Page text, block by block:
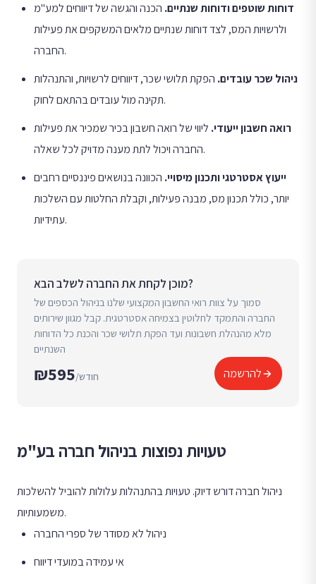
דוחות שוטפים ודוחות שנתיים. הכנה והגשה של דיווחים למע"מ
ולרשויות המס, לצד דוחות שנתיים מלאים המשקפים את פעילות
החברה.
ניהול שכר עובדים. הפקת תלושי שכר, דיווחים לרשויות, והתנהלות
תקינה מול עובדים בהתאם לחוק.
רואה חשבון ייעודי. ליווי של רואה חשבון בכיר שמכיר את פעילות
החברה ויכול לתת מענה מדויק לכל שאלה.
ייעוץ אסטרטגי ותכנון מיסויי. הכוונה בנושאים פיננסיים רחבים
יותר, כולל תכנון מס, מבנה פעילות, וקבלת החלטות עם השלכות
עתידיות.
מוכן לקחת את החברה לשלב הבא?
סמוך על צוות רואי החשבון המקצועי שלנו בניהול הכספים של
החברה והתמקד לחלוטין בצמיחה אסטרטגית. קבל מגוון שירותים
מלא מהנהלת חשבונות ועד הפקת תלושי שכר והכנת כל הדוחות
השנתיים
₪595 /חודש להרשמה
טעויות נפוצות בניהול חברה בע"מ
ניהול חברה דורש דיוק. טעויות בהתנהלות עלולות להוביל להשלכות
משמעותיות.
ניהול לא מסודר של ספרי החברה
אי עמידה במועדי דיווח